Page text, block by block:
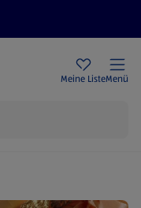
Meine ListeMenü